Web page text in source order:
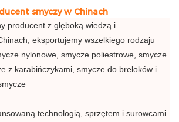
smyczy w Chinach
producent z głęboką wiedzą i
eksportujemy wszelkiego rodzaju
nylonowe, smycze poliestrowe, smycze
z karabińczykami, smycze do breloków i
technologią, sprzętem i surowcami